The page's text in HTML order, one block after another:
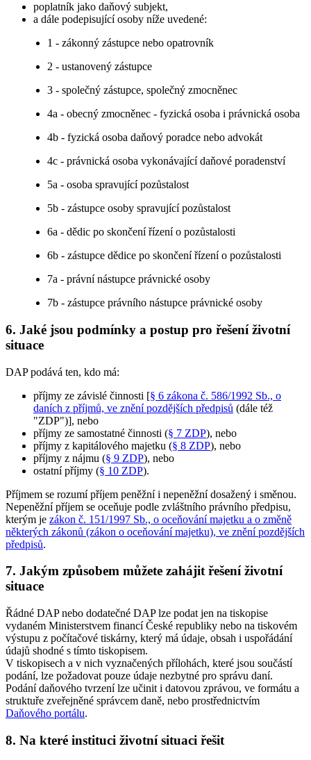
poplatník jako daňový subjekt,
a dále podepisující osoby níže uvedené:
1 - zákonný zástupce nebo opatrovník
2 - ustanovený zástupce
3 - společný zástupce, společný zmocněnec
4a - obecný zmocněnec - fyzická osoba i právnická osoba
4b - fyzická osoba daňový poradce nebo advokát
4c - právnická osoba vykonávající daňové poradenství
5a - osoba spravující pozůstalost
5b - zástupce osoby spravující pozůstalost
6a - dědic po skončení řízení o pozůstalosti
6b - zástupce dědice po skončení řízení o pozůstalosti
7a - právní nástupce právnické osoby
7b - zástupce právního nástupce právnické osoby
6. Jaké jsou podmínky a postup pro řešení životní
situace
DAP podává ten, kdo má:
příjmy ze závislé činnosti [§ 6 zákona č. 586/1992 Sb., o
daních z příjmů, ve znění pozdějších předpisů (dále též
"ZDP")], nebo
příjmy ze samostatné činnosti (§ 7 ZDP), nebo
příjmy z kapitálového majetku (§ 8 ZDP), nebo
příjmy z nájmu (§ 9 ZDP), nebo
ostatní příjmy (§ 10 ZDP).
Příjmem se rozumí příjem peněžní i nepeněžní dosažený i směnou.
Nepeněžní příjem se oceňuje podle zvláštního právního předpisu,
kterým je zákon č. 151/1997 Sb., o oceňování majetku a o změně
některých zákonů (zákon o oceňování majetku), ve znění pozdějších
předpisů.
7. Jakým způsobem můžete zahájit řešení životní
situace
Řádné DAP nebo dodatečné DAP lze podat jen na tiskopise
vydaném Ministerstvem financí České republiky nebo na tiskovém
výstupu z počítačové tiskárny, který má údaje, obsah i uspořádání
údajů shodné s tímto tiskopisem.
V tiskopisech a v nich vyznačených přílohách, které jsou součástí
podání, lze požadovat pouze údaje nezbytné pro správu daní.
Podání daňového tvrzení lze učinit i datovou zprávou, ve formátu a
struktuře zveřejněné správcem daně, nebo prostřednictvím
Daňového portálu.
8. Na které instituci životní situaci řešit